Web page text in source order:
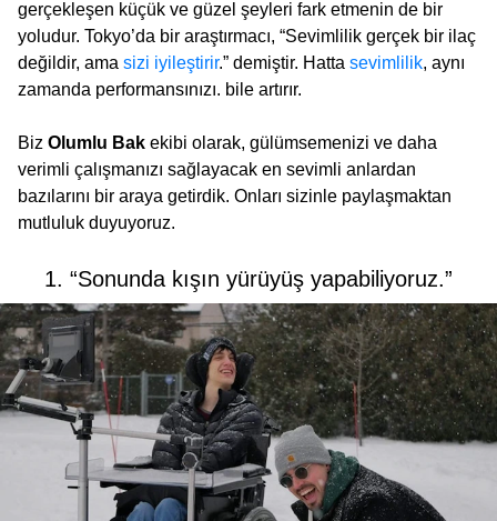
gerçekleşen küçük ve güzel şeyleri fark etmenin de bir
yoludur. Tokyo’da bir araştırmacı, “Sevimlilik gerçek bir ilaç
değildir, ama sizi iyileştirir.” demiştir. Hatta sevimlilik, aynı
zamanda performansınızı. bile artırır.
Biz Olumlu Bak ekibi olarak, gülümsemenizi ve daha
verimli çalışmanızı sağlayacak en sevimli anlardan
bazılarını bir araya getirdik. Onları sizinle paylaşmaktan
mutluluk duyuyoruz.
1. “Sonunda kışın yürüyüş yapabiliyoruz.”